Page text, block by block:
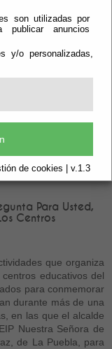
son utilizadas por
publicar anuncios
y/o personalizadas,
de cookies | v.1.3
En Su
Señora De
Paz
Para Usted,
Centros
que organiza
educativos del
para conmemorar
durante más de una
en las que el alcalde
Nuestra Señora de
de La Puebla, para